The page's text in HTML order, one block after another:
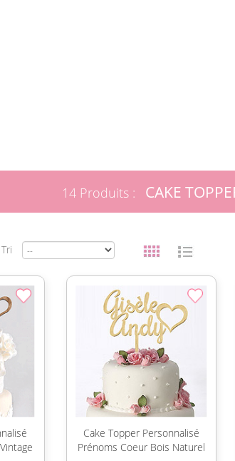
14 Produits : CAKE
Tri
Cake Topper Personnalisé
Prénoms Coeur Bois Naturel